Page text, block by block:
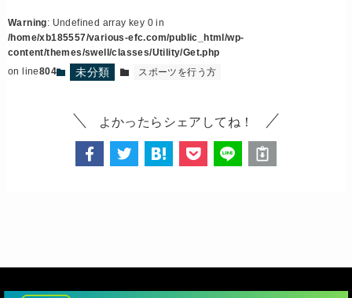
Warning: Undefined array key 0 in
/home/xb185557/various-efc.com/public_html/wp-
content/themes/swell/classes/Utility/Get.php
on line804 未分類 スポーツを行う方
よかったらシェアしてね！